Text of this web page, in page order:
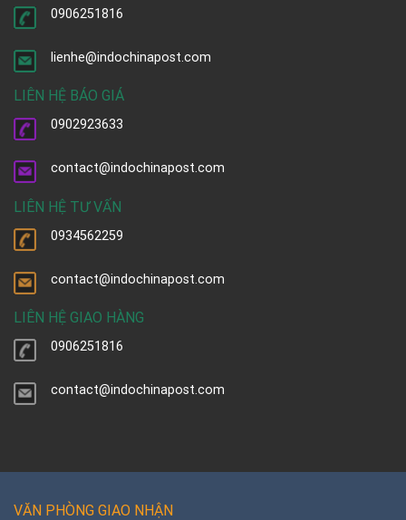
0906251816
lienhe@indochinapost.com
LIÊN HỆ BÁO GIÁ
0902923633
contact@indochinapost.com
LIÊN HỆ TƯ VẤN
0934562259
contact@indochinapost.com
LIÊN HỆ GIAO HÀNG
0906251816
contact@indochinapost.com
VĂN PHÒNG GIAO NHẬN